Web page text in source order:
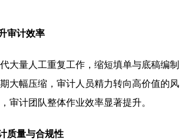
审计效率
大量人工重复工作，缩短填单与底稿编制
大幅压缩，审计人员精力转向高价值的风
审计团队整体作业效率显著提升。
质量与合规性